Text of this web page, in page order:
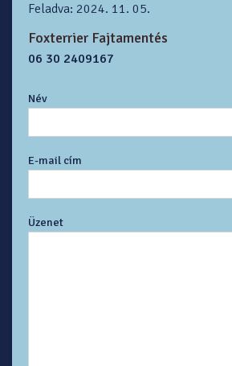
Feladva: 2024. 11. 05.
Foxterrier Fajtamentés
06 30 2409167
Név
E-mail cím
Üzenet